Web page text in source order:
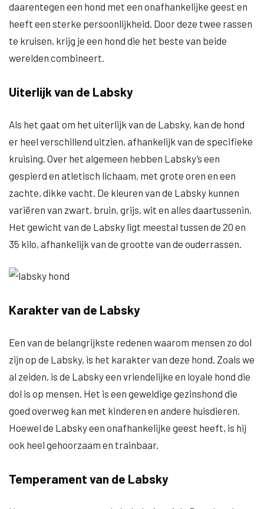
daarentegen een hond met een onafhankelijke geest en
heeft een sterke persoonlijkheid. Door deze twee rassen
te kruisen, krijg je een hond die het beste van beide
werelden combineert.
Uiterlijk van de Labsky
Als het gaat om het uiterlijk van de Labsky, kan de hond
er heel verschillend uitzien, afhankelijk van de specifieke
kruising. Over het algemeen hebben Labsky’s een
gespierd en atletisch lichaam, met grote oren en een
zachte, dikke vacht. De kleuren van de Labsky kunnen
variëren van zwart, bruin, grijs, wit en alles daartussenin.
Het gewicht van de Labsky ligt meestal tussen de 20 en
35 kilo, afhankelijk van de grootte van de ouderrassen.
Karakter van de Labsky
Een van de belangrijkste redenen waarom mensen zo dol
zijn op de Labsky, is het karakter van deze hond. Zoals we
al zeiden, is de Labsky een vriendelijke en loyale hond die
dol is op mensen. Het is een geweldige gezinshond die
goed overweg kan met kinderen en andere huisdieren.
Hoewel de Labsky een onafhankelijke geest heeft, is hij
ook heel gehoorzaam en trainbaar.
Temperament van de Labsky